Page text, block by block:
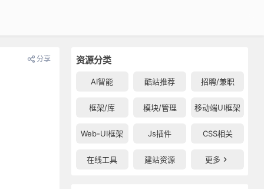
资源分类
AI智能 酷站推荐 招聘/兼职
框架/库 模块/管理 移动端UI框架
Web-UI框架 Js插件 CSS相关
在线工具 建站资源 更多
分享